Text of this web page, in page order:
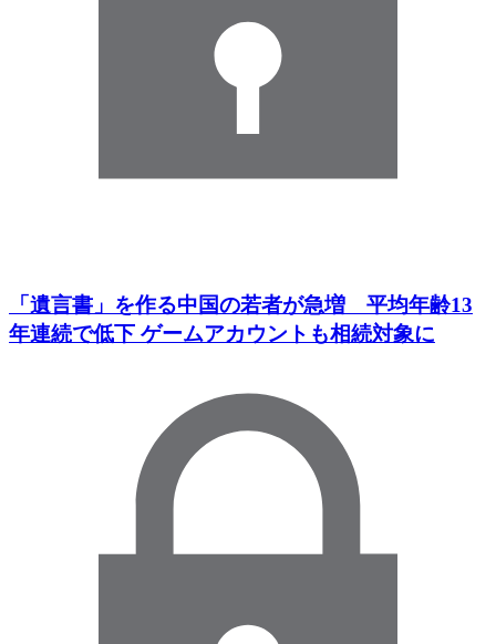
「遺言書」を作る中国の若者が急増 平均年齢13
年連続で低下 ゲームアカウントも相続対象に